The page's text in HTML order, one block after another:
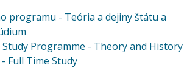
programu - Teória a dejiny štátu a
Programme - Theory and History
Full Time Study